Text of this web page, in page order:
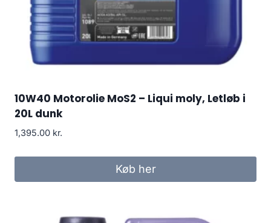
10W40 Motorolie MoS2 – Liqui moly, Letløb i
20L dunk
1,395.00 kr.
Køb her